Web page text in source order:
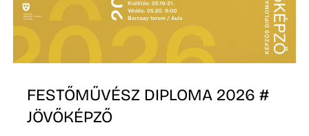
FESTŐMŰVÉSZ DIPLOMA 2026 #
JÖVŐKÉPZŐ